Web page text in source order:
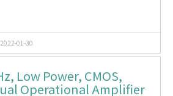
2022-01-30
Low Power, CMOS,
Operational Amplifier